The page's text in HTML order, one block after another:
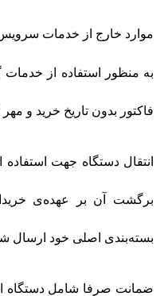
موارد خارج از خدمات سرویس
به منظور استفاده از خدمات
فاکتور بدون تاریخ خرید و
انتقال دستگاه جهت
برگشت آن بر عهده‌ی
بسته‌بندی اصلی خود ارسال
ضمانت صرفا شامل دستگاه